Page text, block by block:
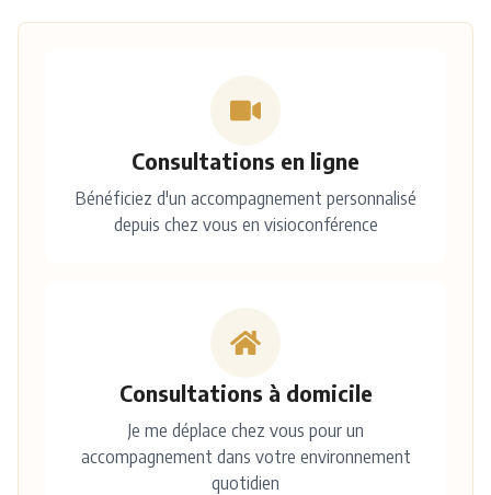
Consultations en ligne
Bénéficiez d'un accompagnement personnalisé
depuis chez vous en visioconférence
Consultations à domicile
Je me déplace chez vous pour un
accompagnement dans votre environnement
quotidien